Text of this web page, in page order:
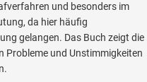
und besonders im
da hier häufig
gelangen. Das Buch zeigt die
Probleme und Unstimmigkeiten